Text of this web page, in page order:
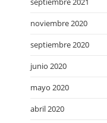
noviembre 2020
septiembre 2020
junio 2020
mayo 2020
abril 2020